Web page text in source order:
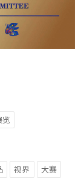
视界
大赛